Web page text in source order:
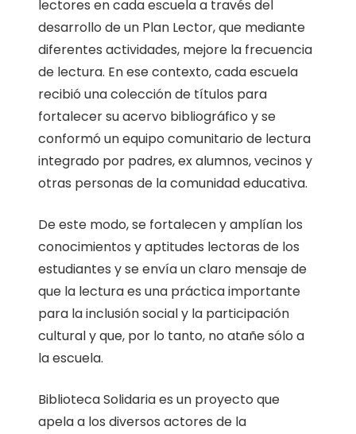
lectores en cada escuela a través del
desarrollo de un Plan Lector, que mediante
diferentes actividades, mejore la frecuencia
de lectura. En ese contexto, cada escuela
recibió una colección de títulos para
fortalecer su acervo bibliográfico y se
conformó un equipo comunitario de lectura
integrado por padres, ex alumnos, vecinos y
otras personas de la comunidad educativa.
De este modo, se fortalecen y amplían los
conocimientos y aptitudes lectoras de los
estudiantes y se envía un claro mensaje de
que la lectura es una práctica importante
para la inclusión social y la participación
cultural y que, por lo tanto, no atañe sólo a
la escuela.
Biblioteca Solidaria es un proyecto que
apela a los diversos actores de la